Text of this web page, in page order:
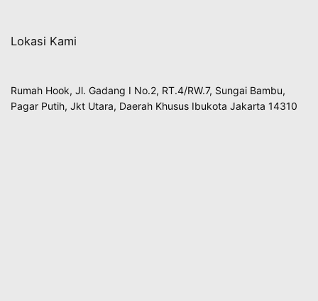
Lokasi Kami
Rumah Hook, Jl. Gadang I No.2, RT.4/RW.7, Sungai Bambu,
Pagar Putih, Jkt Utara, Daerah Khusus Ibukota Jakarta 14310